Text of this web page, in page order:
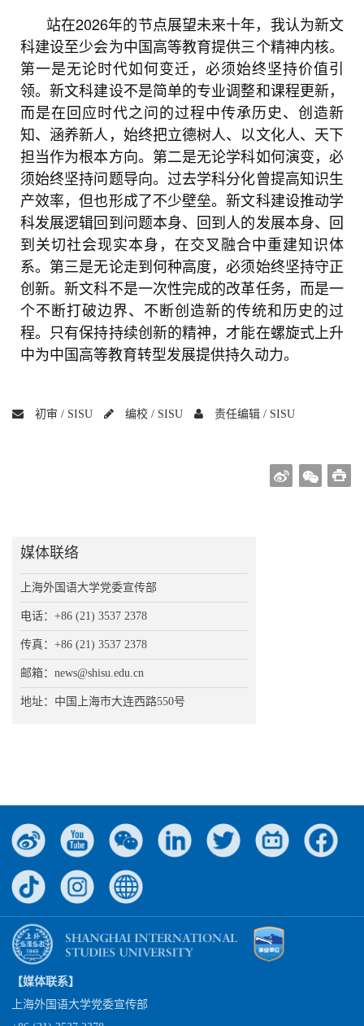
站在2026年的节点展望未来十年，我认为新文
科建设至少会为中国高等教育提供三个精神内核。
第一是无论时代如何变迁，必须始终坚持价值引
领。新文科建设不是简单的专业调整和课程更新，
而是在回应时代之问的过程中传承历史、创造新
知、涵养新人，始终把立德树人、以文化人、天下
担当作为根本方向。第二是无论学科如何演变，必
须始终坚持问题导向。过去学科分化曾提高知识生
产效率，但也形成了不少壁垒。新文科建设推动学
科发展逻辑回到问题本身、回到人的发展本身、回
到关切社会现实本身，在交叉融合中重建知识体
系。第三是无论走到何种高度，必须始终坚持守正
创新。新文科不是一次性完成的改革任务，而是一
个不断打破边界、不断创造新的传统和历史的过
程。只有保持持续创新的精神，才能在螺旋式上升
中为中国高等教育转型发展提供持久动力。
初审 / SISU 编校 / SISU 责任编辑 / SISU
媒体联络
上海外国语大学党委宣传部
电话：+86 (21) 3537 2378
传真：+86 (21) 3537 2378
邮箱：news@shisu.edu.cn
地址：中国上海市大连西路550号
【媒体联系】
上海外国语大学党委宣传部